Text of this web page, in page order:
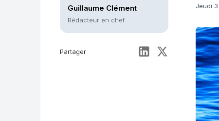
Guillaume Clément
Rédacteur en chef
Partager
Jeudi